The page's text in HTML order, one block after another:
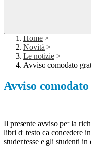
Home >
Novità >
Le notizie >
Avviso comodato
Avviso
Il presente avviso per la
libri di testo da concedere
studentesse e gli studenti